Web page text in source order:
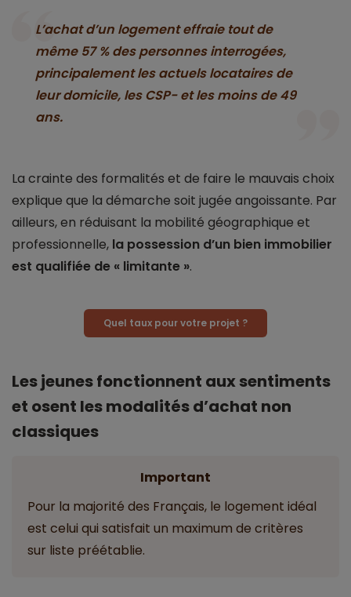
L’achat d’un logement effraie tout de
même 57 % des personnes interrogées,
principalement les actuels locataires de
leur domicile, les CSP- et les moins de 49
ans.
La crainte des formalités et de faire le mauvais choix
explique que la démarche soit jugée angoissante. Par
ailleurs, en réduisant la mobilité géographique et
professionnelle, la possession d’un bien immobilier
est qualifiée de « limitante ».
Quel taux pour votre projet ?
Les jeunes fonctionnent aux sentiments
et osent les modalités d’achat non
classiques
Important
Pour la majorité des Français, le logement idéal
est celui qui satisfait un maximum de critères
sur liste préétablie.